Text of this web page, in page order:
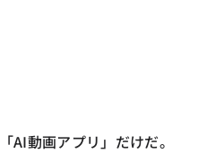
AI動画アプリ」だけだ。